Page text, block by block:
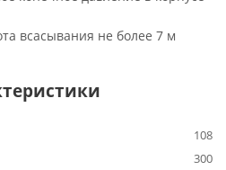
всасывания не более 7 м
108
300